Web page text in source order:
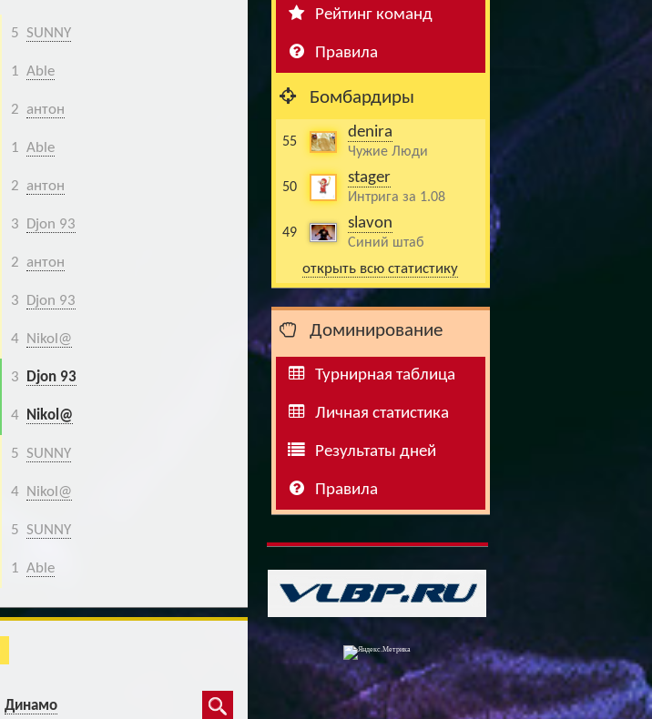
5 SUNNY
1 Able
2 антон
1 Able
2 антон
3 Djon 93
2 антон
3 Djon 93
4 Nikol@
3 Djon 93
4 Nikol@
5 SUNNY
4 Nikol@
5 SUNNY
1 Able
Динамо
Рейтинг команд
Правила
Бомбардиры
55
denira
Чужие Люди
50
stager
Интрига за 1.08
49
slavon
Синий штаб
открыть всю статистику
Доминирование
Турнирная таблица
Личная статистика
Результаты дней
Правила